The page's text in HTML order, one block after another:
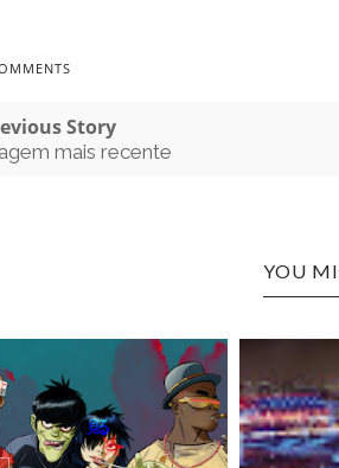
Story
mais recente
YOU